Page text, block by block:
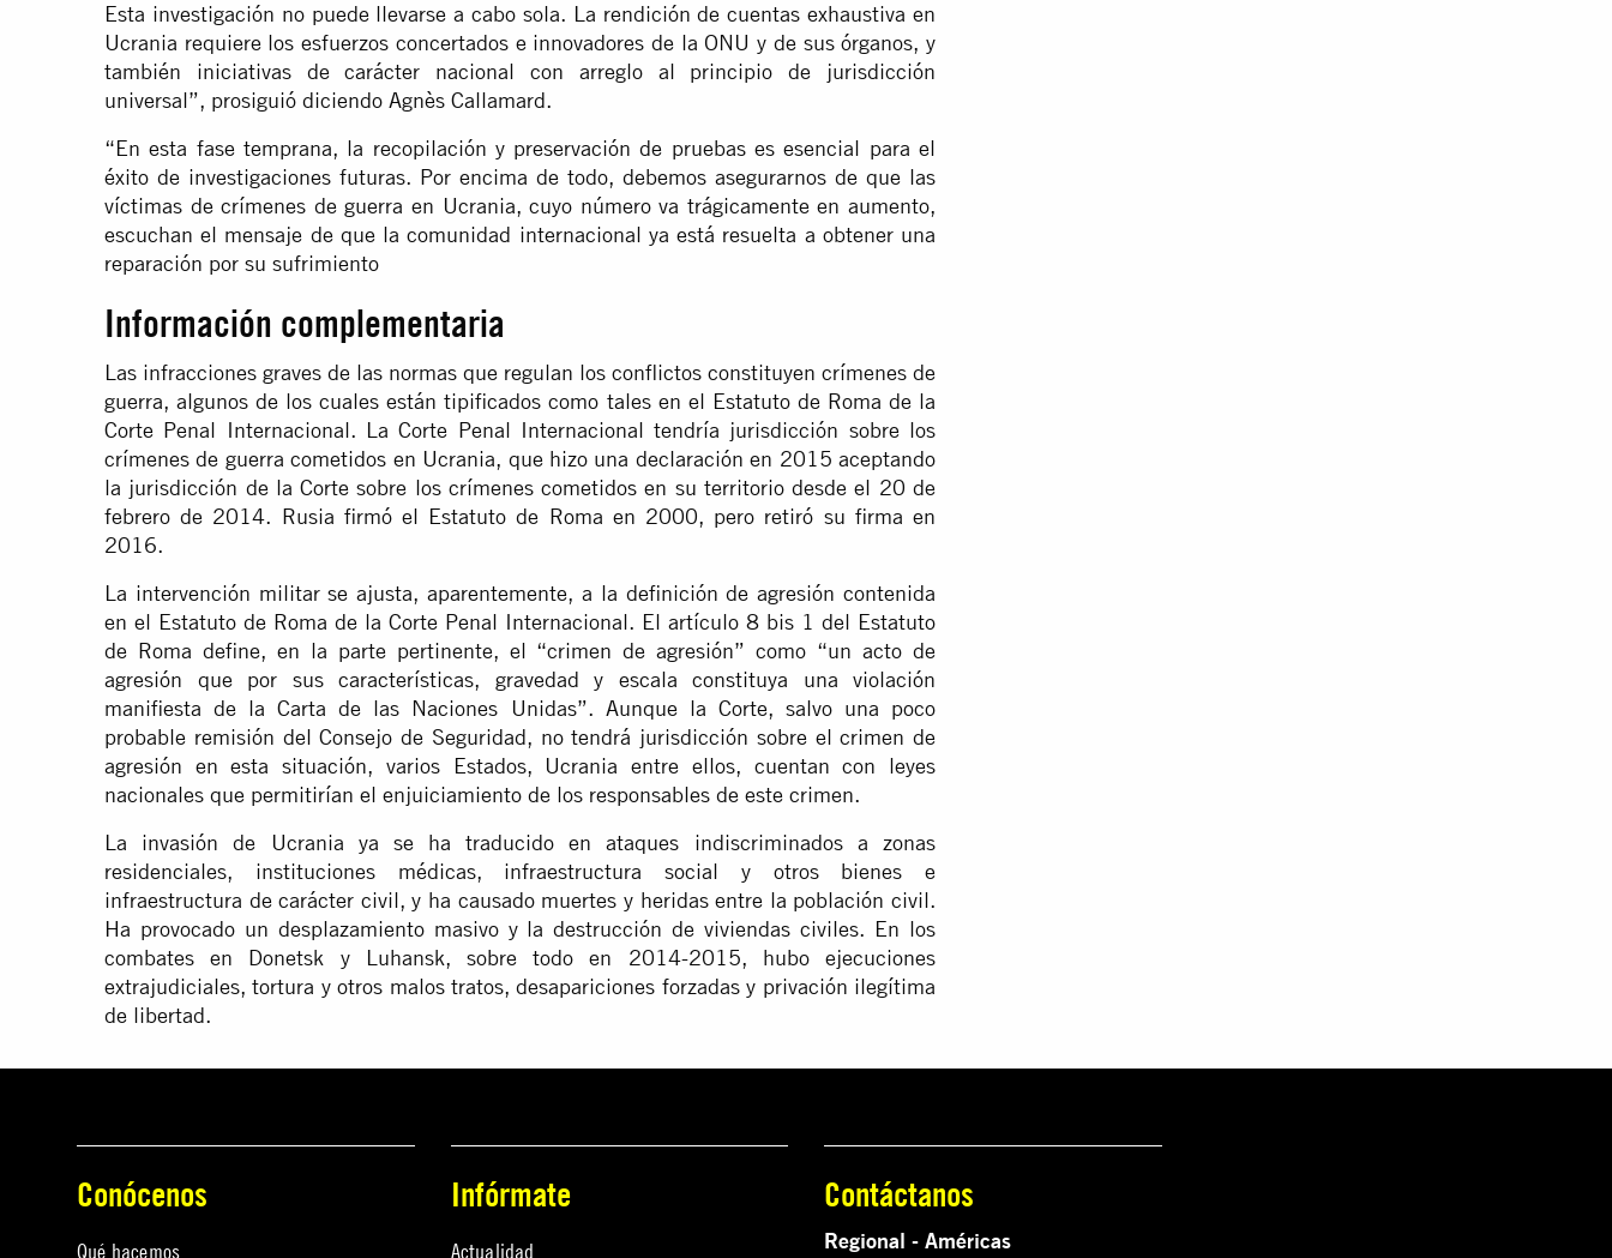
Esta investigación no puede llevarse a cabo sola. La rendición de cuentas exhaustiva en
Ucrania requiere los esfuerzos concertados e innovadores de la ONU y de sus órganos, y
también iniciativas de carácter nacional con arreglo al principio de jurisdicción
universal”, prosiguió diciendo Agnès Callamard.
“En esta fase temprana, la recopilación y preservación de pruebas es esencial para el
éxito de investigaciones futuras. Por encima de todo, debemos asegurarnos de que las
víctimas de crímenes de guerra en Ucrania, cuyo número va trágicamente en aumento,
escuchan el mensaje de que la comunidad internacional ya está resuelta a obtener una
reparación por su sufrimiento
Información complementaria
Las infracciones graves de las normas que regulan los conflictos constituyen crímenes de
guerra, algunos de los cuales están tipificados como tales en el Estatuto de Roma de la
Corte Penal Internacional. La Corte Penal Internacional tendría jurisdicción sobre los
crímenes de guerra cometidos en Ucrania, que hizo una declaración en 2015 aceptando
la jurisdicción de la Corte sobre los crímenes cometidos en su territorio desde el 20 de
febrero de 2014. Rusia firmó el Estatuto de Roma en 2000, pero retiró su firma en
2016.
La intervención militar se ajusta, aparentemente, a la definición de agresión contenida
en el Estatuto de Roma de la Corte Penal Internacional. El artículo 8 bis 1 del Estatuto
de Roma define, en la parte pertinente, el “crimen de agresión” como “un acto de
agresión que por sus características, gravedad y escala constituya una violación
manifiesta de la Carta de las Naciones Unidas”. Aunque la Corte, salvo una poco
probable remisión del Consejo de Seguridad, no tendrá jurisdicción sobre el crimen de
agresión en esta situación, varios Estados, Ucrania entre ellos, cuentan con leyes
nacionales que permitirían el enjuiciamiento de los responsables de este crimen.
La invasión de Ucrania ya se ha traducido en ataques indiscriminados a zonas
residenciales, instituciones médicas, infraestructura social y otros bienes e
infraestructura de carácter civil, y ha causado muertes y heridas entre la población civil.
Ha provocado un desplazamiento masivo y la destrucción de viviendas civiles. En los
combates en Donetsk y Luhansk, sobre todo en 2014-2015, hubo ejecuciones
extrajudiciales, tortura y otros malos tratos, desapariciones forzadas y privación ilegítima
de libertad.
Conócenos
Qué hacemos
Infórmate
Actualidad
Contáctanos
Regional - Américas